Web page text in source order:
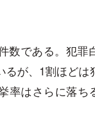
である。犯罪
るが、1割ほどは
率はさらに落ち